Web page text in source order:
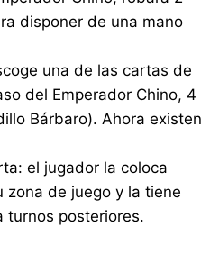
disponer de una mano
una de las cartas de
del Emperador Chino, 4
Bárbaro). Ahora existen
el jugador la coloca
zona de juego y la tiene
turnos posteriores.